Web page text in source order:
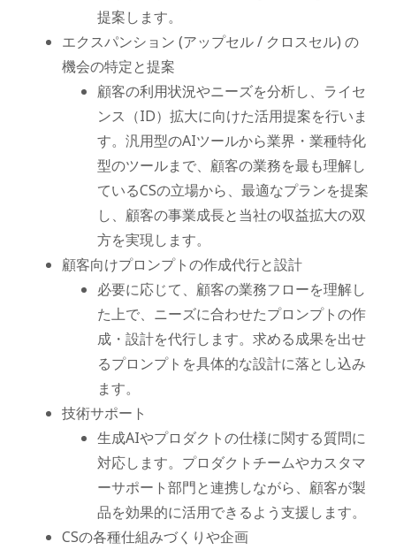
提案します。
エクスパンション (アップセル / クロスセル) の
機会の特定と提案
顧客の利用状況やニーズを分析し、ライセ
ンス（ID）拡大に向けた活用提案を行いま
す。汎用型のAIツールから業界・業種特化
型のツールまで、顧客の業務を最も理解し
ているCSの立場から、最適なプランを提案
し、顧客の事業成長と当社の収益拡大の双
方を実現します。
顧客向けプロンプトの作成代行と設計
必要に応じて、顧客の業務フローを理解し
た上で、ニーズに合わせたプロンプトの作
成・設計を代行します。求める成果を出せ
るプロンプトを具体的な設計に落とし込み
ます。
技術サポート
生成AIやプロダクトの仕様に関する質問に
対応します。プロダクトチームやカスタマ
ーサポート部門と連携しながら、顧客が製
品を効果的に活用できるよう支援します。
CSの各種仕組みづくりや企画